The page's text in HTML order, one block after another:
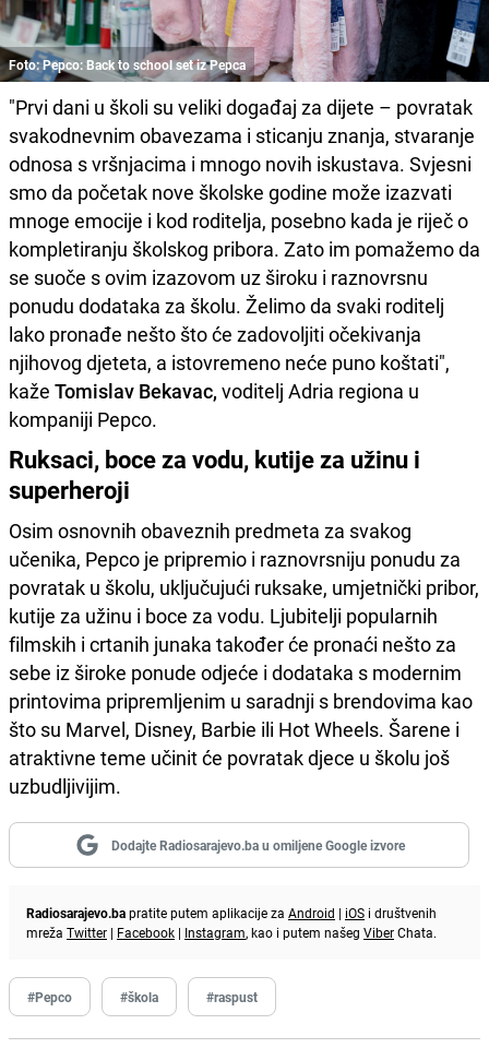
Foto: Pepco: Back to school set iz Pepca
"Prvi dani u školi su veliki događaj za dijete – povratak
svakodnevnim obavezama i sticanju znanja, stvaranje
odnosa s vršnjacima i mnogo novih iskustava. Svjesni
smo da početak nove školske godine može izazvati
mnoge emocije i kod roditelja, posebno kada je riječ o
kompletiranju školskog pribora. Zato im pomažemo da
se suoče s ovim izazovom uz široku i raznovrsnu
ponudu dodataka za školu. Želimo da svaki roditelj
lako pronađe nešto što će zadovoljiti očekivanja
njihovog djeteta, a istovremeno neće puno koštati",
kaže Tomislav Bekavac, voditelj Adria regiona u
kompaniji Pepco.
Ruksaci, boce za vodu, kutije za užinu i
superheroji
Osim osnovnih obaveznih predmeta za svakog
učenika, Pepco je pripremio i raznovrsniju ponudu za
povratak u školu, uključujući ruksake, umjetnički pribor,
kutije za užinu i boce za vodu. Ljubitelji popularnih
filmskih i crtanih junaka također će pronaći nešto za
sebe iz široke ponude odjeće i dodataka s modernim
printovima pripremljenim u saradnji s brendovima kao
što su Marvel, Disney, Barbie ili Hot Wheels. Šarene i
atraktivne teme učinit će povratak djece u školu još
uzbudljivijim.
Dodajte Radiosarajevo.ba u omiljene Google izvore
Radiosarajevo.bapratite putem aplikacije za Android | iOS i društvenih
mreža Twitter | Facebook | Instagram, kao i putem našeg ViberChata.
#Pepco #škola #raspust